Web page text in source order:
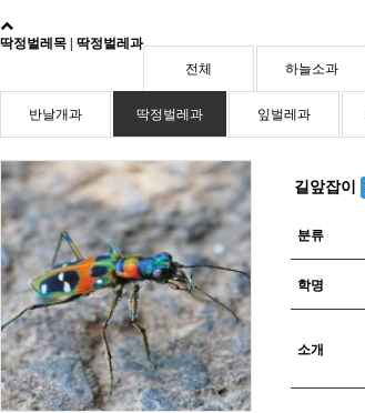
딱정벌레목 | 딱정벌레과
전체
하늘소과
반날개과 딱정벌레과 잎벌레과
길앞잡이
분류
학명
소개